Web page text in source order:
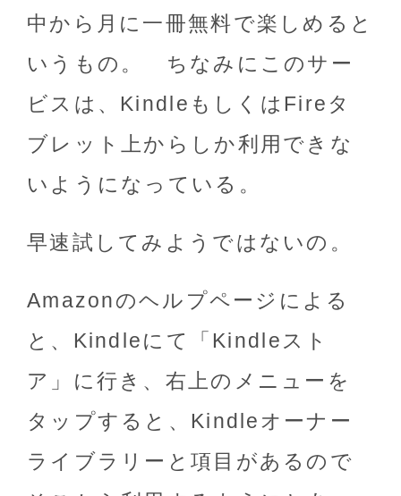
中から月に一冊無料で楽しめると
いうもの。 ちなみにこのサー
ビスは、KindleもしくはFireタ
ブレット上からしか利用できな
いようになっている。
早速試してみようではないの。
Amazonのヘルプページによる
と、Kindleにて「Kindleスト
ア」に行き、右上のメニューを
タップすると、Kindleオーナー
ライブラリーと項目があるので